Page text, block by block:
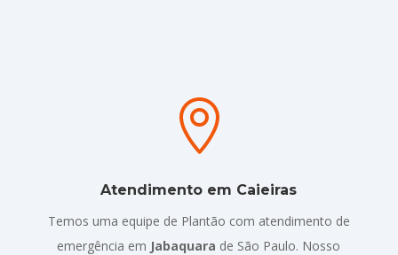

Atendimento em Caieiras
Temos uma equipe de Plantão com atendimento de
emergência em Jabaquara de São Paulo. Nosso